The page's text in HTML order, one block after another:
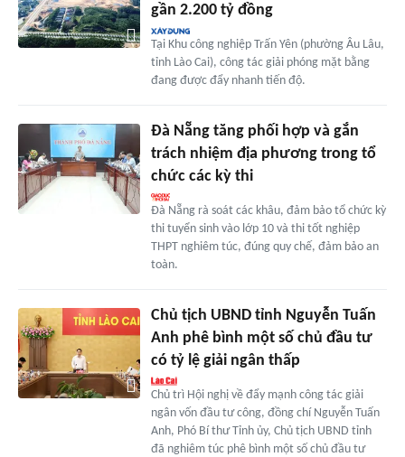
gần 2.200 tỷ đồng
Tại Khu công nghiệp Trấn Yên (phường Âu Lâu,
tỉnh Lào Cai), công tác giải phóng mặt bằng
đang được đẩy nhanh tiến độ.
Đà Nẵng tăng phối hợp và gắn
trách nhiệm địa phương trong tổ
chức các kỳ thi
Đà Nẵng rà soát các khâu, đảm bảo tổ chức kỳ
thi tuyển sinh vào lớp 10 và thi tốt nghiệp
THPT nghiêm túc, đúng quy chế, đảm bảo an
toàn.
Chủ tịch UBND tỉnh Nguyễn Tuấn
Anh phê bình một số chủ đầu tư
có tỷ lệ giải ngân thấp
Chủ trì Hội nghị về đẩy mạnh công tác giải
ngân vốn đầu tư công, đồng chí Nguyễn Tuấn
Anh, Phó Bí thư Tỉnh ủy, Chủ tịch UBND tỉnh
đã nghiêm túc phê bình một số chủ đầu tư